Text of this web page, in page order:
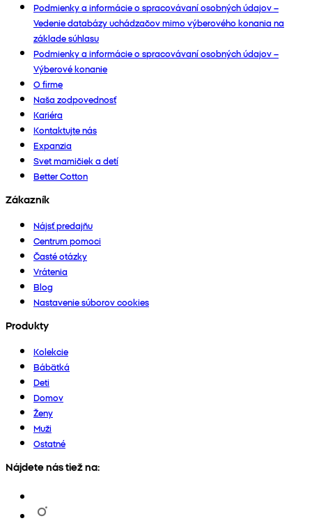
Podmienky a informácie o spracovávaní osobných údajov –
Vedenie databázy uchádzačov mimo výberového konania na
základe súhlasu
Podmienky a informácie o spracovávaní osobných údajov –
Výberové konanie
O firme
Naša zodpovednosť
Kariéra
Kontaktujte nás
Expanzia
Svet mamičiek a detí
Better Cotton
Zákazník
Nájsť predajňu
Centrum pomoci
Časté otázky
Vrátenia
Blog
Nastavenie súborov cookies
Produkty
Kolekcie
Bábätká
Deti
Domov
Ženy
Muži
Ostatné
Nájdete nás tiež na: